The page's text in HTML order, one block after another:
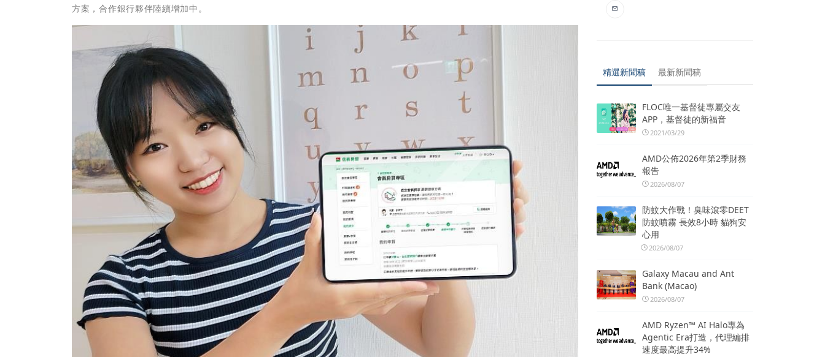
方案，合作銀行夥伴陸續增加中。
精選新聞稿 最新新聞稿
FLOC唯一基督徒專屬交友
APP，基督徒的新福音
2021/03/29
AMD公佈2026年第2季財務
報告
2026/08/07
防蚊大作戰！臭味滾零DEET
防蚊噴霧 長效8小時 貓狗安
心用
2026/08/07
Galaxy Macau and Ant
Bank (Macao)
2026/08/07
AMD Ryzen™ AI Halo專為
Agentic Era打造，代理編排
速度最高提升34%